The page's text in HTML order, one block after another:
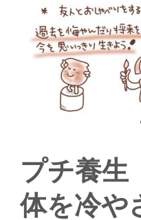
プチ養
体を冷や